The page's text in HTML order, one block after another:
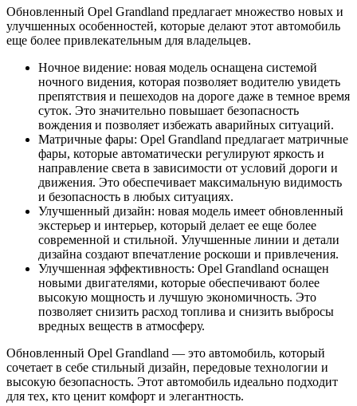
Обновленный Opel Grandland предлагает множество новых и
улучшенных особенностей, которые делают этот автомобиль
еще более привлекательным для владельцев.
Ночное видение: новая модель оснащена системой
ночного видения, которая позволяет водителю увидеть
препятствия и пешеходов на дороге даже в темное время
суток. Это значительно повышает безопасность
вождения и позволяет избежать аварийных ситуаций.
Матричные фары: Opel Grandland предлагает матричные
фары, которые автоматически регулируют яркость и
направление света в зависимости от условий дороги и
движения. Это обеспечивает максимальную видимость
и безопасность в любых ситуациях.
Улучшенный дизайн: новая модель имеет обновленный
экстерьер и интерьер, который делает ее еще более
современной и стильной. Улучшенные линии и детали
дизайна создают впечатление роскоши и привлечения.
Улучшенная эффективность: Opel Grandland оснащен
новыми двигателями, которые обеспечивают более
высокую мощность и лучшую экономичность. Это
позволяет снизить расход топлива и снизить выбросы
вредных веществ в атмосферу.
Обновленный Opel Grandland — это автомобиль, который
сочетает в себе стильный дизайн, передовые технологии и
высокую безопасность. Этот автомобиль идеально подходит
для тех, кто ценит комфорт и элегантность.